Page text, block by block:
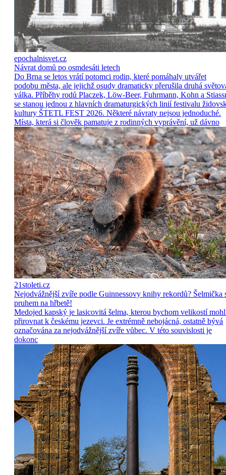
epochalnisvet.cz
Návrat domů po osmdesáti letech
Do Brna se letos vrátí potomci rodin, které pomáhaly utvářet
podobu města, ale jejichž osudy dramaticky přerušila druhá
válka. Příběhy rodů Placzek, Löw-Beer, Fuhrmann, Kohn a
se stanou jednou z hlavních dramaturgických linií festivalu
kultury ŠTETL FEST 2026. Některé návraty nejsou jednoduché.
Místa, která si člověk pamatuje z rodinných vyprávění, už dávno
21stoleti.cz
Nejodvážnější zvíře podle Guinnessovy knihy rekordů? Šelmička
pruhem na hřbetě!
Medojed kapský je lasicovitá šelma, kterou bychom velikostí
přirovnat k českému jezevci. Je extrémně nebojácná, ostatně bývá
označována za nejodvážnější zvíře vůbec. V této souvislosti je
dokonc